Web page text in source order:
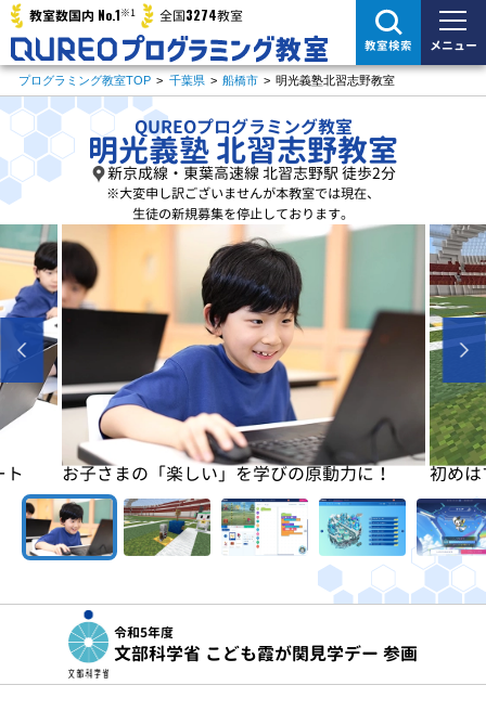
教室数国内 No.1※1 全国3274教室
教室検索 メニュー
プログラミング教室TOP > 千葉県 > 船橋市 > 明光義塾北習志野教室
QUREOプログラミング教室
明光義塾 北習志野教室
新京成線・東葉高速線 北習志野駅 徒歩2分
※大変申し訳ございませんが本教室では現在、
生徒の新規募集を停止しております。
！ 初めはマイクラで楽しく基本を学びます 基本
令和5年度
文部科学省 こども霞が関見学デー 参画